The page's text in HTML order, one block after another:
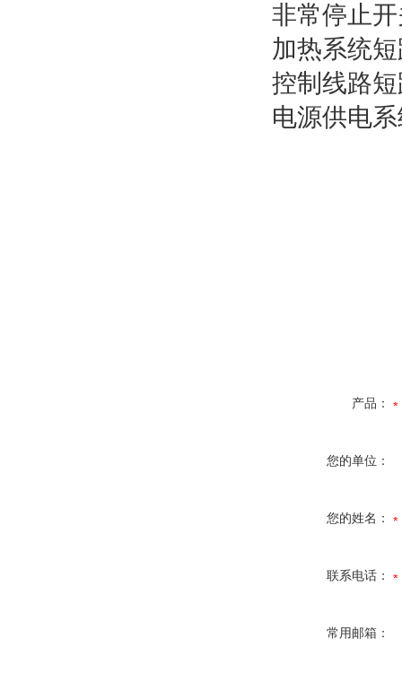
非常停止
加热系统
控制线路
电源供电
产品：
您的单位：
您的姓名：
联系电话：
常用邮箱：